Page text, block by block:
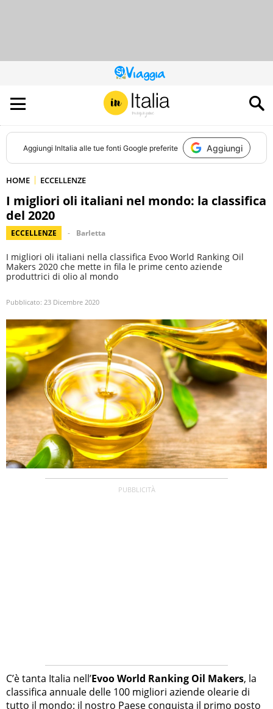
QUESTO
SITO
CONTRIBUISCE
ALL’AUDIENCE
DI
Aggiungi InItalia alle tue fonti Google preferite Aggiungi
HOME ECCELLENZE
I migliori oli italiani nel mondo: la classifica
del 2020
ECCELLENZE Barletta
I migliori oli italiani nella classifica Evoo World Ranking Oil
Makers 2020 che mette in fila le prime cento aziende
produttrici di olio al mondo
Pubblicato: 23 Dicembre 2020
C’è tanta Italia nell’Evoo World Ranking Oil Makers, la
classifica annuale delle 100 migliori aziende olearie di
tutto il mondo: il nostro Paese conquista il primo posto